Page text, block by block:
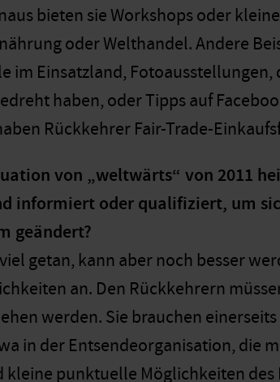
bieten sie Workshops oder
oder Welthandel. Andere
im Einsatzland,
haben, oder Tipps auf
Rückkehrer Fair-Trade-
von „weltwärts“ von 2011
informiert oder qualifiziert, um
geändert?
getan, kann aber noch besser
an. Den Rückkehrern
werden. Sie brauchen
in der Entsendeorganisation, die
kleine punktuelle Möglichkeiten